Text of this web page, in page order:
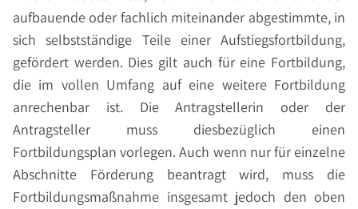
aufbauende oder fachlich miteinander abgestimmte, in
sich selbstständige Teile einer Aufstiegsfortbildung,
gefördert werden. Dies gilt auch für eine Fortbildung,
die im vollen Umfang auf eine weitere Fortbildung
anrechenbar ist. Die Antragstellerin oder der
Antragsteller muss diesbezüglich einen
Fortbildungsplan vorlegen. Auch wenn nur für einzelne
Abschnitte Förderung beantragt wird, muss die
Fortbildungsmaßnahme insgesamt jedoch den oben